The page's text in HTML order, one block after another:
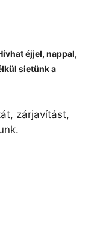
éjjel, nappal,
sietünk a
zárjavítást,